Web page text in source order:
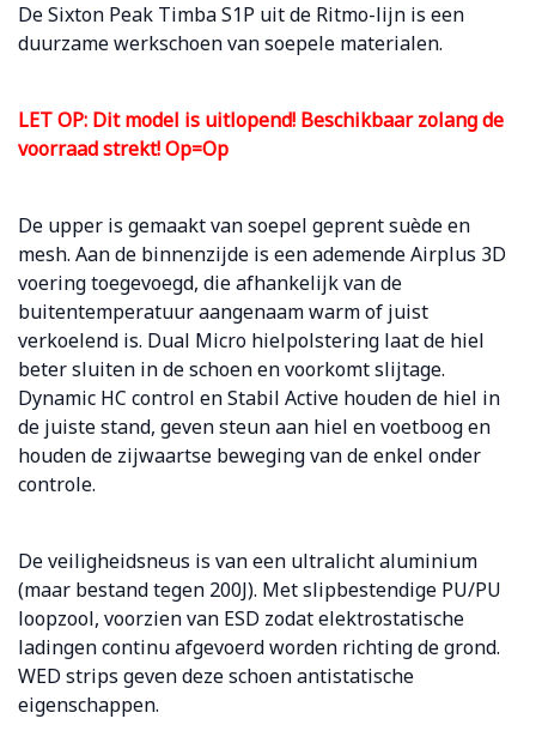
De Sixton Peak Timba S1P uit de Ritmo-lijn is een
duurzame werkschoen van soepele materialen.
LET OP: Dit model is uitlopend! Beschikbaar zolang de
voorraad strekt! Op=Op
De upper is gemaakt van soepel geprent suède en
mesh. Aan de binnenzijde is een ademende Airplus 3D
voering toegevoegd, die afhankelijk van de
buitentemperatuur aangenaam warm of juist
verkoelend is. Dual Micro hielpolstering laat de hiel
beter sluiten in de schoen en voorkomt slijtage.
Dynamic HC control en Stabil Active houden de hiel in
de juiste stand, geven steun aan hiel en voetboog en
houden de zijwaartse beweging van de enkel onder
controle.
De veiligheidsneus is van een ultralicht aluminium
(maar bestand tegen 200J). Met slipbestendige PU/PU
loopzool, voorzien van ESD zodat elektrostatische
ladingen continu afgevoerd worden richting de grond.
WED strips geven deze schoen antistatische
eigenschappen.